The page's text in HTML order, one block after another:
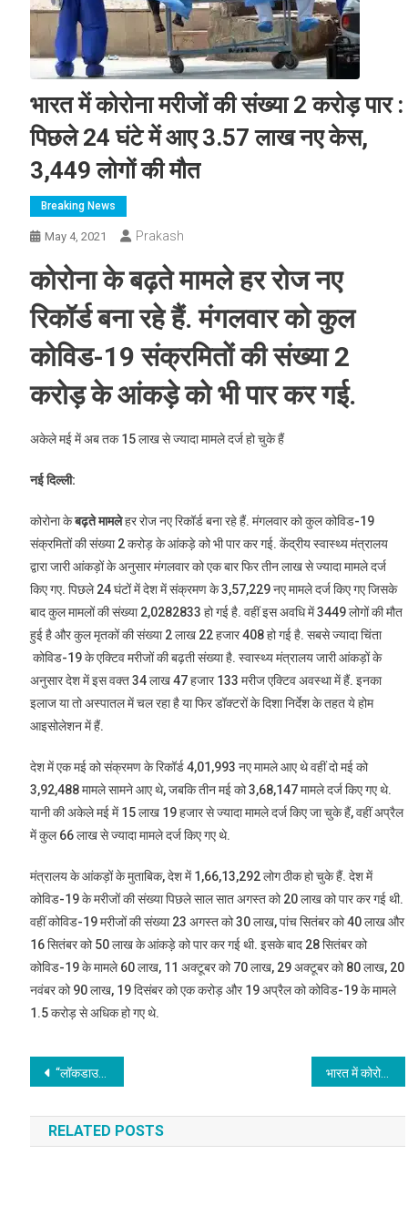
भारत में कोरोना मरीजों की संख्या 2 करोड़ पार :
पिछले 24 घंटे में आए 3.57 लाख नए केस,
3,449 लोगों की मौत
Breaking News
May 4, 2021 Prakash
कोरोना के बढ़ते मामले हर रोज नए
रिकॉर्ड बना रहे हैं. मंगलवार को कुल
कोविड-19 संक्रमितों की संख्या 2
करोड़ के आंकड़े को भी पार कर गई.
अकेले मई में अब तक 15 लाख से ज्यादा मामले दर्ज हो चुके हैं
नई दिल्ली:
कोरोना केबढ़ते मामलेहर रोज नए रिकॉर्ड बना रहे हैं. मंगलवार को कुल कोविड-19
संक्रमितों की संख्या 2 करोड़ के आंकड़े को भी पार कर गई. केंद्रीय स्वास्थ्य मंत्रालय
द्वारा जारी आंकड़ों के अनुसार मंगलवार को एक बार फिर तीन लाख से ज्यादा मामले दर्ज
किए गए. पिछले 24 घंटों में देश में संक्रमण के 3,57,229 नए मामले दर्ज किए गए जिसके
बाद कुल मामलों की संख्या 2,0282833 हो गई है. वहीं इस अवधि में 3449 लोगों की मौत
हुई है और कुल मृतकों की संख्या 2 लाख 22 हजार 408 हो गई है. सबसे ज्यादा चिंता
कोविड-19 के एक्टिव मरीजों की बढ़ती संख्या है. स्वास्थ्य मंत्रालय जारी आंकड़ों के
अनुसार देश में इस वक्त 34 लाख 47 हजार 133 मरीज एक्टिव अवस्था में हैं. इनका
इलाज या तो अस्पातल में चल रहा है या फिर डॉक्टरों के दिशा निर्देश के तहत ये होम
आइसोलेशन में हैं.
देश में एक मई को संक्रमण के रिकॉर्ड 4,01,993 नए मामले आए थे वहीं दो मई को
3,92,488 मामले सामने आए थे, जबकि तीन मई को 3,68,147 मामले दर्ज किए गए थे.
यानी की अकेले मई में 15 लाख 19 हजार से ज्यादा मामले दर्ज किए जा चुके हैं, वहीं अप्रैल
में कुल 66 लाख से ज्यादा मामले दर्ज किए गए थे.
मंत्रालय के आंकड़ों के मुताबिक, देश में 1,66,13,292 लोग ठीक हो चुके हैं. देश में
कोविड-19 के मरीजों की संख्या पिछले साल सात अगस्त को 20 लाख को पार कर गई थी.
वहीं कोविड-19 मरीजों की संख्या 23 अगस्त को 30 लाख, पांच सितंबर को 40 लाख और
16 सितंबर को 50 लाख के आंकड़े को पार कर गई थी. इसके बाद 28 सितंबर को
कोविड-19 के मामले 60 लाख, 11 अक्टूबर को 70 लाख, 29 अक्टूबर को 80 लाख, 20
नवंबर को 90 लाख, 19 दिसंबर को एक करोड़ और 19 अप्रैल को कोविड-19 के मामले
1.5 करोड़ से अधिक हो गए थे.
Post
navigation
“लॉकडाउन, वैक्सीनेशन, अस्थायी अस्पताल” : COVID के कहर के बीच US के टॉप हेल्थ एक्सपर्ट की भारत को सलाह भारत में कोरोना की दूसरी लहर इतनी जानलेवा! दो हफ्ते के अंदर 185 फीसदी बढ़ गई मौतें
RELATED POSTS